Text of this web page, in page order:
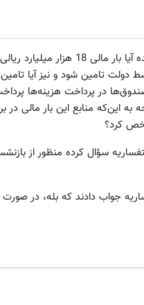
همچنین در این لایحه آمده
دولت تامین شود و نیز آیا
در پرداخت هزینه‌ها
به این‌که منابع این بار مالی
کرد؟
سؤال کرده منظور از
جواب دادند که بله، در
منزل